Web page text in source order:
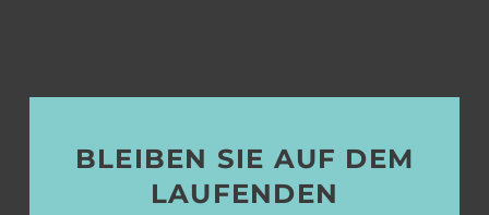
BLEIBEN SIE AUF DEM
LAUFENDEN